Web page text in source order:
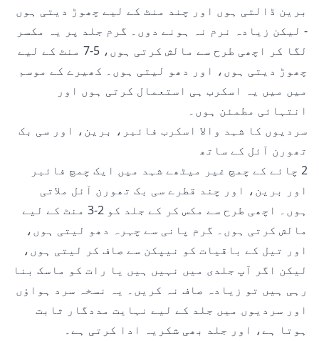
برین ڈالتی ہوں اور چند منٹ کے لیے چھوڑ دیتی ہوں
- لیکن زیادہ نرم نہ ہونے دوں۔ گرم جلد پر یہ مکسر
لگا کر اچھی طرح سے مالش کرتی ہوں، 5-7 منٹ کے لیے
چھوڑ دیتی ہوں، اور دھو لیتی ہوں۔ کھیرے کے موسم
میں میں یہ اسکرب ہی استعمال کرتی ہوں اور
انتہائی مطمئن ہوں۔
سردیوں کا شہد والا اسکرب فائبر، برین، اور سی بک
تھورن آئل کے ساتھ
2 چائے کے چمچ غیر میٹھے شہد میں ایک چمچ فائبر
اور برین، اور چند قطرے سی بک تھورن آئل ملاتی
ہوں۔ اچھی طرح سے مکس کر کے جلد کو 2-3 منٹ کے لیے
مالش کرتی ہوں۔ گرم پانی سے چہرہ دھو لیتی ہوں،
اور تیل کے باقیات کو نیپکن سے صاف کر لیتی ہوں،
لیکن اگر آپ جلدی میں نہیں ہیں یا رات کو ماسک بنا
رہی ہیں تو زیادہ صاف نہ کریں۔ یہ نسخہ سرد ہواؤں
اور سردیوں میں جلد کے لیے نہایت مددگار ثابت
ہوتا ہے، اور جلد بھی شکریہ ادا کرتی ہے۔